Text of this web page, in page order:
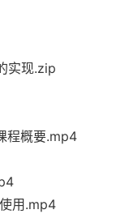
实现.zip
程概要.mp4
用.mp4